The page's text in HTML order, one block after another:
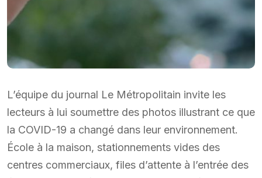
L’équipe du journal Le Métropolitain invite les
lecteurs à lui soumettre des photos illustrant ce que
la COVID-19 a changé dans leur environnement.
École à la maison, stationnements vides des
centres commerciaux, files d’attente à l’entrée des